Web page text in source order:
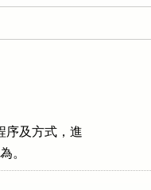
序及方式，進
。